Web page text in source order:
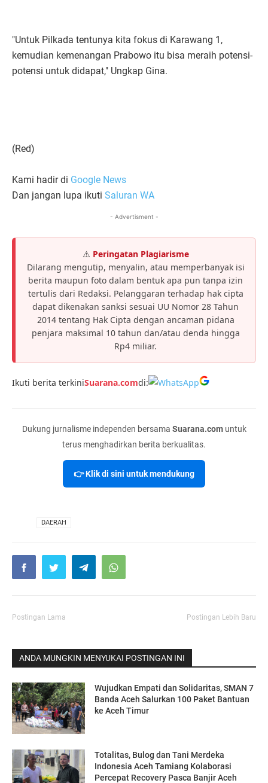
"Untuk Pilkada tentunya kita fokus di Karawang 1,
kemudian kemenangan Prabowo itu bisa meraih potensi-
potensi untuk didapat," Ungkap Gina.
(Red)
Kami hadir di Google News
Dan jangan lupa ikuti Saluran WA
- Advertisment -
⚠️ Peringatan Plagiarisme
Dilarang mengutip, menyalin, atau memperbanyak isi
berita maupun foto dalam bentuk apa pun tanpa izin
tertulis dari Redaksi. Pelanggaran terhadap hak cipta
dapat dikenakan sanksi sesuai UU Nomor 28 Tahun
2014 tentang Hak Cipta dengan ancaman pidana
penjara maksimal 10 tahun dan/atau denda hingga
Rp4 miliar.
Ikuti berita terkiniSuarana.comdi:
Dukung jurnalisme independen bersama Suarana.comuntuk
terus menghadirkan berita berkualitas.
👉 Klik di sini untuk mendukung
DAERAH
Postingan Lama Postingan Lebih Baru
ANDA MUNGKIN MENYUKAI POSTINGAN INI
Wujudkan Empati dan Solidaritas, SMAN 7
Banda Aceh Salurkan 100 Paket Bantuan
ke Aceh Timur
Totalitas, Bulog dan Tani Merdeka
Indonesia Aceh Tamiang Kolaborasi
Percepat Recovery Pasca Banjir Aceh